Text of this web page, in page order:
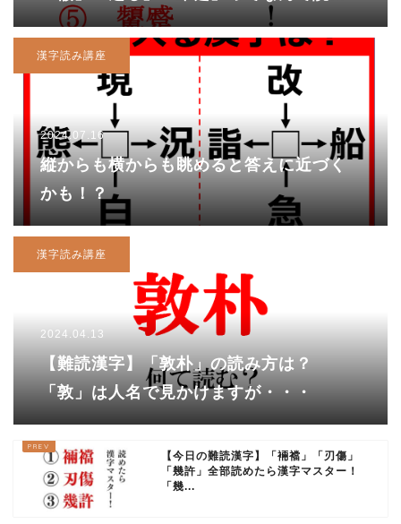
む？
漢字読み講座
2024.07.16
縦からも横からも眺めると答えに近づく
かも！？
漢字読み講座
2024.04.13
【難読漢字】「敦朴」の読み方は？
「敦」は人名で見かけますが・・・
【今日の難読漢字】「裲襠」「刃傷」
「幾許」全部読めたら漢字マスター！
「幾...